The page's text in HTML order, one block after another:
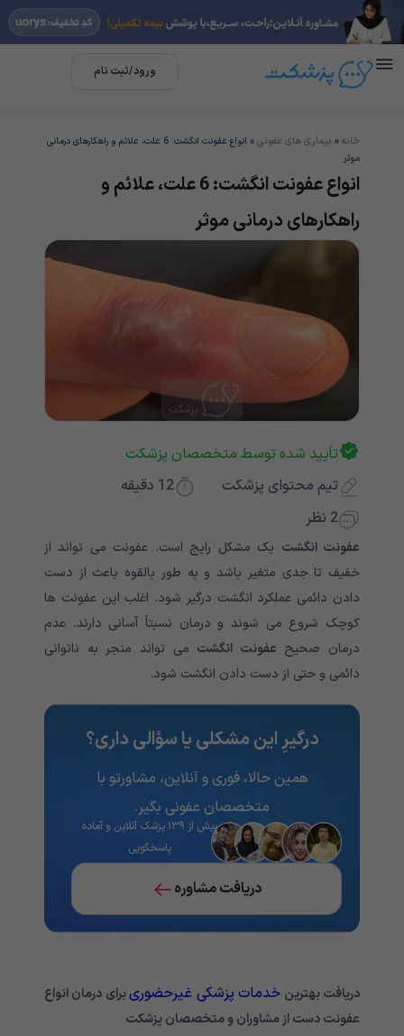
ورود/ثبت نام
خانه » بیماری های عفونی »
انواع عفونت انگشت: 6 علت، علائم و راهکارهای درمانی
موثر
انواع عفونت انگشت: 6 علت، علائم و
راهکارهای درمانی موثر
تأیید شده توسط متخصصان پزشکت
تیم محتوای پزشکت
12 دقیقه
2 نظر
عفونت انگشت یک مشکل رایج است. عفونت می تواند از
خفیف تا جدی متغیر باشد و به طور بالقوه باعث از دست
دادن دائمی عملکرد انگشت درگیر شود. اغلب این عفونت ها
کوچک شروع می شوند و درمان نسبتاً آسانی دارند. عدم
درمان صحیح عفونت انگشت می تواند منجر به ناتوانی
دائمی و حتی از دست دادن انگشت شود.
درگیرِ این مشکلی یا سؤالی داری؟
همین حالا، فوری و آنلاین، مشاورتو با
متخصصان عفونی بگیر.
بیش از ۱۳۹ پزشک آنلاین و آماده
پاسخگویی
دریافت مشاوره
دریافت بهترین خدمات پزشکی غیرحضوریبرای درمان انواع
عفونت دست از مشاوران و متخصصان پزشکت